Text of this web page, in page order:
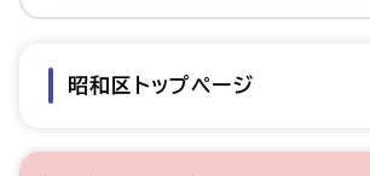
昭和区トップページ